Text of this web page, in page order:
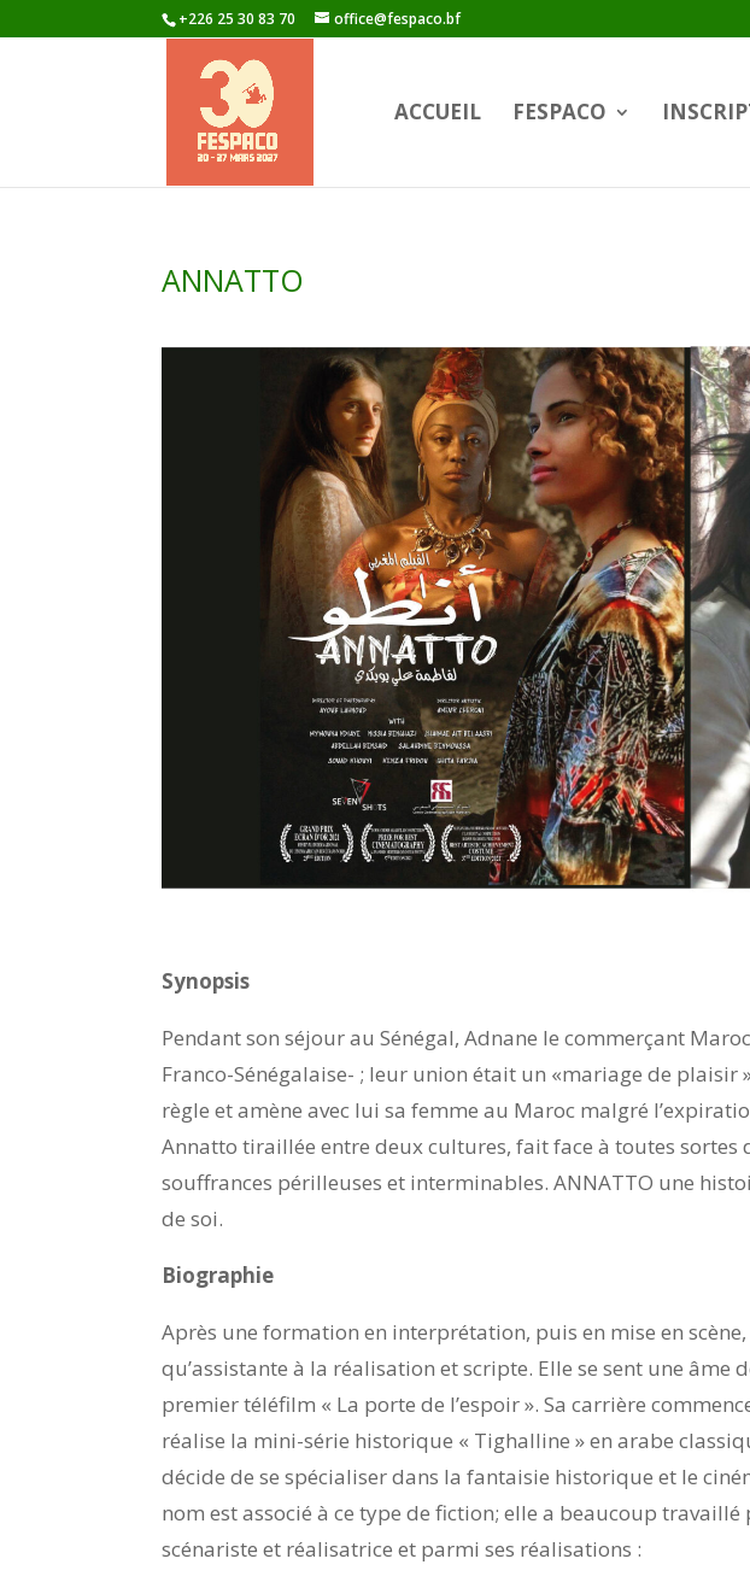
+226 25 30 83 70 office@fespaco.bf
ACCUEIL FESPACO
ANNATTO
Synopsis
Pendant son séjour au Sénégal, Adnane le commerçant
Franco-Sénégalaise- ; leur union était un «mariage de plaisir
règle et amène avec lui sa femme au Maroc malgré
Annatto tiraillée entre deux cultures, fait face à toutes sortes
souffrances périlleuses et interminables. ANNATTO une
de soi.
Biographie
Après une formation en interprétation, puis en mise en
qu’assistante à la réalisation et scripte. Elle se sent une âme
premier téléfilm « La porte de l’espoir ». Sa carrière
réalise la mini-série historique « Tighalline » en arabe
décide de se spécialiser dans la fantaisie historique et le
nom est associé à ce type de fiction; elle a beaucoup
scénariste et réalisatrice et parmi ses réalisations :